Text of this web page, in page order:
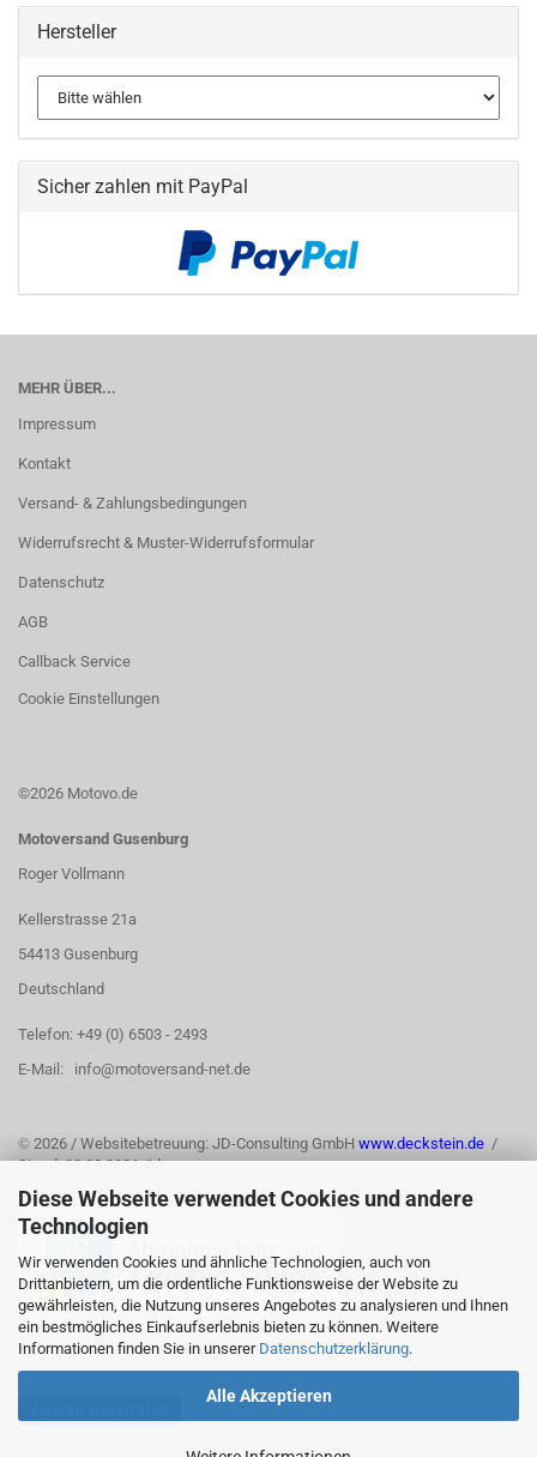
Diese Webseite verwendet Cookies und andere
Technologien
Wir verwenden Cookies und ähnliche Technologien, auch von
Drittanbietern, um die ordentliche Funktionsweise der Website zu
gewährleisten, die Nutzung unseres Angebotes zu analysieren und Ihnen
ein bestmögliches Einkaufserlebnis bieten zu können. Weitere
Informationen finden Sie in unserer Datenschutzerklärung.
Alle Akzeptieren
Hersteller
Sicher zahlen mit PayPal
MEHR ÜBER...
Impressum
Kontakt
Versand- & Zahlungsbedingungen
Widerrufsrecht & Muster-Widerrufsformular
Datenschutz
AGB
Callback Service
Cookie Einstellungen
©2026 Motovo.de
Motoversand Gusenburg
Roger Vollmann
Kellerstrasse 21a
54413 Gusenburg
Deutschland
Telefon: +49 (0) 6503 - 2493
E-Mail: info@motoversand-net.de
© 2026 / Websitebetreuung: JD-Consulting GmbH www.deckstein.de /
Stand: 03.08.2026 /jd